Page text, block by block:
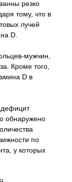
резко
тому, что в
лучей
D.
мужчин,
Кроме того,
D в
обнаружено
по
у которых